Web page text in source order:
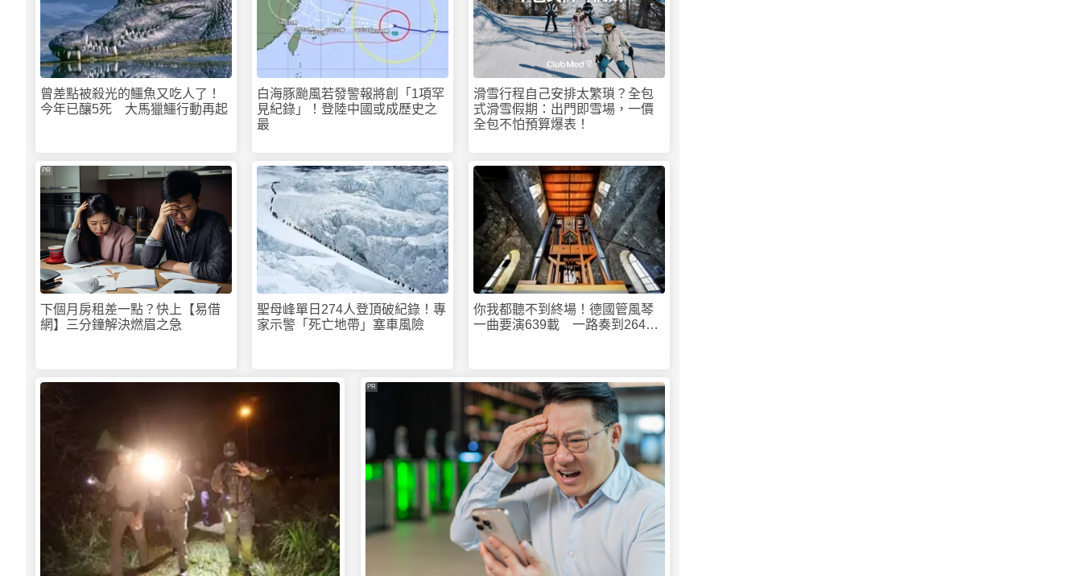
曾差點被殺光的鱷魚又吃人了！
今年已釀5死 大馬獵鱷行動再起
白海豚颱風若發警報將創「1項罕
見紀錄」！登陸中國或成歷史之
最
滑雪行程自己安排太繁瑣？全包
式滑雪假期：出門即雪場，一價
全包不怕預算爆表！
下個月房租差一點？快上【易借
網】三分鐘解決燃眉之急
PR
聖母峰單日274人登頂破紀錄！專
家示警「死亡地帶」塞車風險
你我都聽不到終場！德國管風琴
一曲要演639載 一路奏到2640
PR